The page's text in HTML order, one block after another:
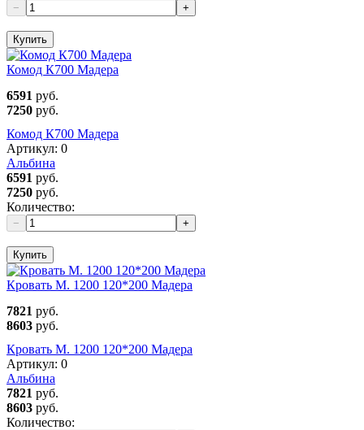
− +
Купить
Комод К700 Мадера
6591 руб.
7250 руб.
Комод К700 Мадера
Артикул: 0
Альбина
6591 руб.
7250 руб.
Количество:
− +
Купить
Кровать М. 1200 120*200 Мадера
7821 руб.
8603 руб.
Кровать М. 1200 120*200 Мадера
Артикул: 0
Альбина
7821 руб.
8603 руб.
Количество: